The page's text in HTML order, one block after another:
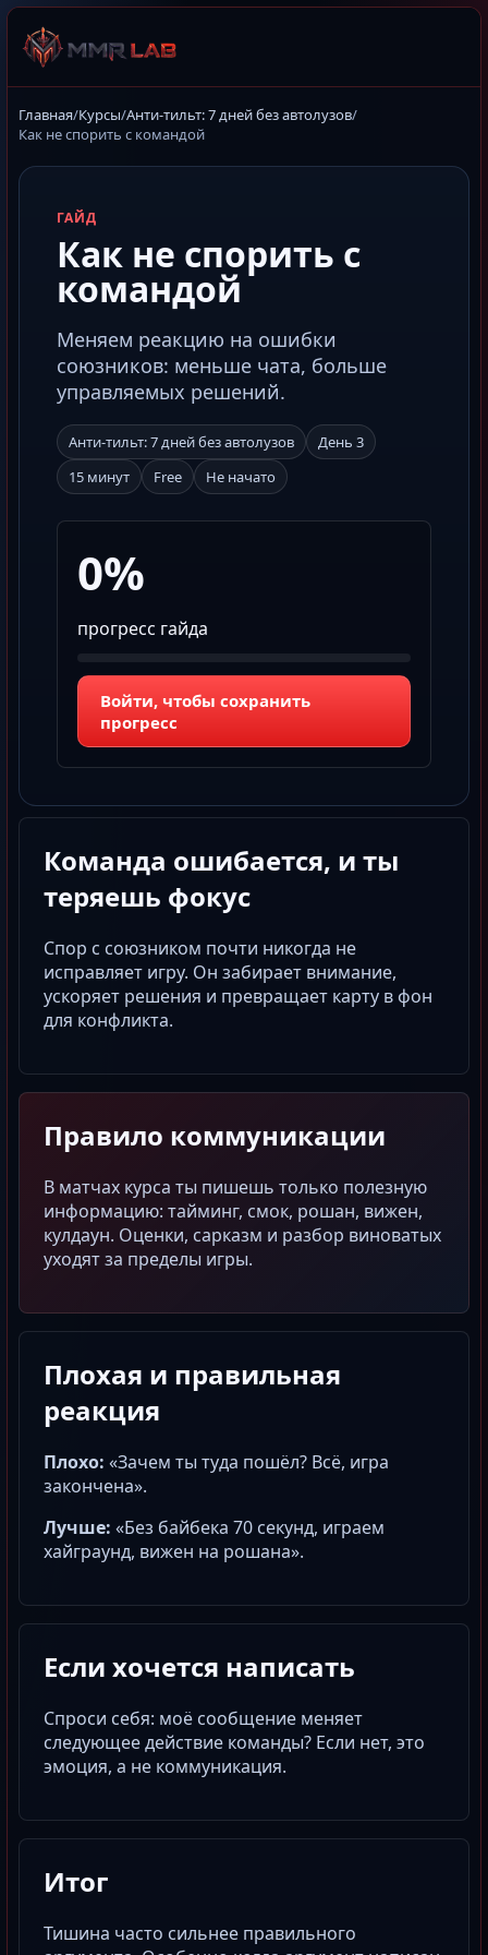
Главная/Курсы/Анти-тильт: 7 дней без автолузов/
Как не спорить с командой
ГАЙД
Как не спорить с
командой
Меняем реакцию на ошибки
союзников: меньше чата, больше
управляемых решений.
Анти-тильт: 7 дней без автолузов
День 3
15 минут
Free Не начато
0%
прогресс гайда
Войти, чтобы сохранить
прогресс
Команда ошибается, и ты
теряешь фокус
Спор с союзником почти никогда не
исправляет игру. Он забирает внимание,
ускоряет решения и превращает карту в фон
для конфликта.
Правило коммуникации
В матчах курса ты пишешь только полезную
информацию: тайминг, смок, рошан, вижен,
кулдаун. Оценки, сарказм и разбор виноватых
уходят за пределы игры.
Плохая и правильная
реакция
Плохо: «Зачем ты туда пошёл? Всё, игра
закончена».
Лучше: «Без байбека 70 секунд, играем
хайграунд, вижен на рошана».
Если хочется написать
Спроси себя: моё сообщение меняет
следующее действие команды? Если нет, это
эмоция, а не коммуникация.
Итог
Тишина часто сильнее правильного